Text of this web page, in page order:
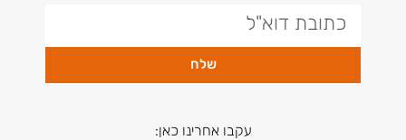
שלח
עקבו אחרינו כאן: